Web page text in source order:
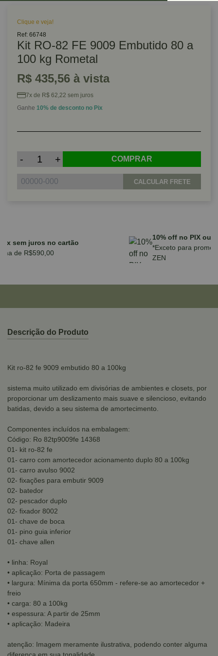
Clique e veja!
Ref: 66748
Kit RO-82 FE 9009 Embutido 80 a
100 kg Rometal
R$ 435,56 à vista
7x de R$ 62,22 sem juros
Ganhe 10% de desconto no Pix
- + COMPRAR
CALCULAR FRETE
Parcele em até 10x sem juros no cartão
para compras acima de R$590,00
Descrição do Produto
Kit ro-82 fe 9009 embutido 80 a 100kg
sistema muito utilizado em divisórias de ambientes e closets, por
proporcionar um deslizamento mais suave e silencioso, evitando
batidas, devido a seu sistema de amortecimento.
Componentes incluídos na embalagem:
Código: Ro 82tp9009fe 14368
01- kit ro-82 fe
01- carro com amortecedor acionamento duplo 80 a 100kg
01- carro avulso 9002
02- fixações para embutir 9009
02- batedor
02- pescador duplo
02- fixador 8002
01- chave de boca
01- pino guia inferior
01- chave allen
• linha: Royal
• aplicação: Porta de passagem
• largura: Mínima da porta 650mm - refere-se ao amortecedor +
freio
• carga: 80 a 100kg
• espessura: A partir de 25mm
• aplicação: Madeira
atenção: Imagem meramente ilustrativa, podendo conter alguma